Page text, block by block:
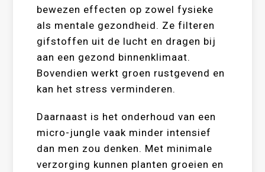
bewezen effecten op zowel fysieke
als mentale gezondheid. Ze filteren
gifstoffen uit de lucht en dragen bij
aan een gezond binnenklimaat.
Bovendien werkt groen rustgevend en
kan het stress verminderen.
Daarnaast is het onderhoud van een
micro-jungle vaak minder intensief
dan men zou denken. Met minimale
verzorging kunnen planten groeien en